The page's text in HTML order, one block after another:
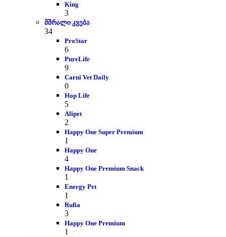
King
3
მშრალი კვება
34
ProStar
6
PureLife
9
Carni Vet Daily
0
Hop Life
5
Alipet
2
Happy One Super Premium
1
Happy One
4
Happy One Premium Snack
1
Energy Pet
1
Rufia
3
Happy One Premium
1